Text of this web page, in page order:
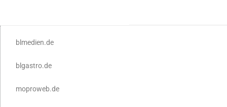
blmedien.de
blgastro.de
moproweb.de